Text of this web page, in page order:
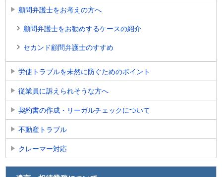
顧問弁護士をお考えの方へ
顧問弁護士をお勧めするケースの紹介
セカンド顧問弁護士のすすめ
労使トラブルを未然に防ぐためのポイント
従業員に訴えられそうな方へ
契約書の作成・リーガルチェックについて
不動産トラブル
クレーマー対応